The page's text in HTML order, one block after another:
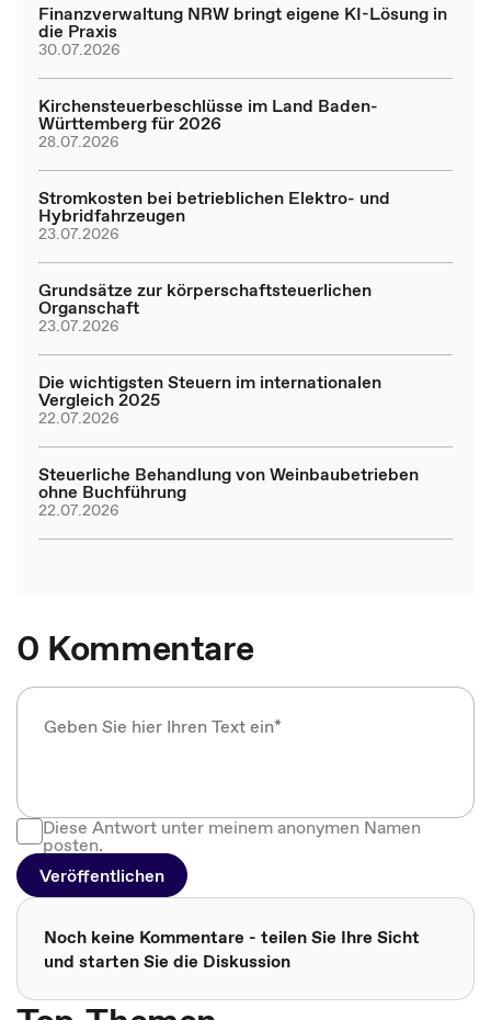
Finanzverwaltung NRW bringt eigene KI-Lösung in
die Praxis
30.07.2026
Kirchensteuerbeschlüsse im Land Baden-
Württemberg für 2026
28.07.2026
Stromkosten bei betrieblichen Elektro- und
Hybridfahrzeugen
23.07.2026
Grundsätze zur körperschaftsteuerlichen
Organschaft
23.07.2026
Die wichtigsten Steuern im internationalen
Vergleich 2025
22.07.2026
Steuerliche Behandlung von Weinbaubetrieben
ohne Buchführung
22.07.2026
0 Kommentare
Diese Antwort unter meinem anonymen Namen
posten.
Veröffentlichen
Noch keine Kommentare - teilen Sie Ihre Sicht
und starten Sie die Diskussion